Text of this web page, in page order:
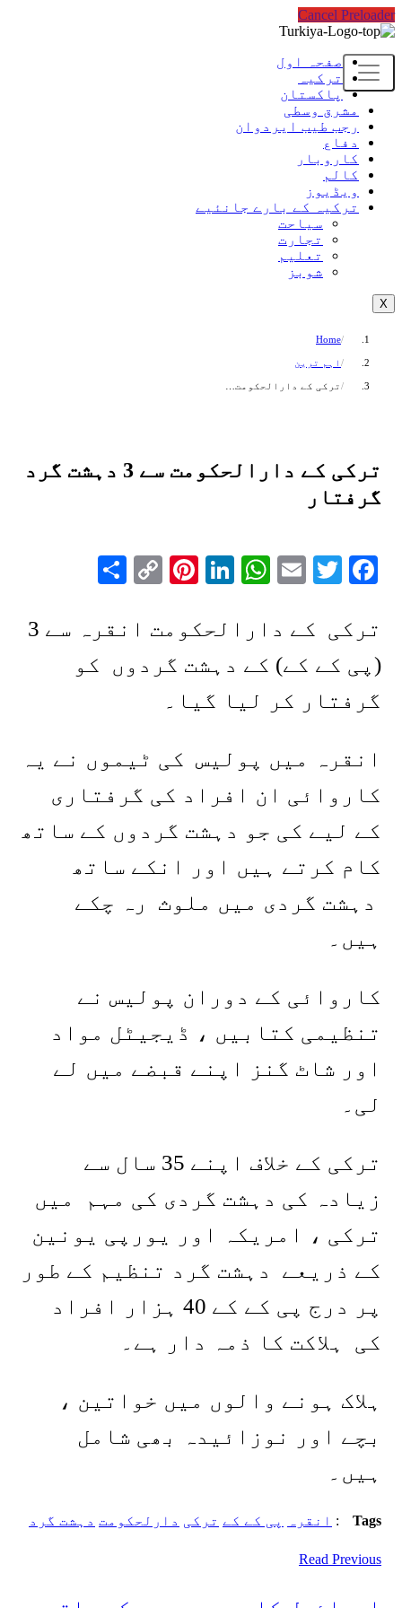
Cancel Preloader
صفحہ اول
ترکیہ
پاکستان
مشرق وسطی
رجب طیب ایردوان
دفاع
کاروبار
کالم
ویڈیوز
ترکیہ کے بارے جانئیے
سیاحت
تجارت
تعلیم
شوبز
X
Home
اہم ترین
ترکی کے دارالحکومت…
ترکی کے دارالحکومت سے 3 دہشت گرد
گرفتار
Facebook
Twitter
Email
WhatsApp
LinkedIn
Pinterest
Copy
Share
ترکی کے دارالحکومت انقرہ سے 3
(پی کے کے) کے دہشت گردوں کو
گرفتار کر لیا گیا۔
انقرہ میں پولیس کی ٹیموں نے یہ
کاروائی ان افراد کی گرفتاری
کے لیے کی جو دہشت گردوں کے ساتھ
کام کرتے ہیں اور انکے ساتھ
دہشت گردی میں ملوث رہ چکے
ہیں۔
کاروائی کے دوران پولیس نے
تنظیمی کتابیں ، ڈیجیٹل مواد
اور شاٹ گنز اپنے قبضے میں لے
لی۔
ترکی کے خلاف اپنے 35 سال سے
زیادہ کی دہشت گردی کی مہم میں
ترکی ، امریکہ اور یورپی یونین
کے ذریعے دہشت گرد تنظیم کے طور
پر درج پی کے کے 40 ہزار افراد
کی ہلاکت کا ذمہ دار ہے۔
ہلاک ہونے والوں میں خواتین ،
بچے اور نوزائیدہ بھی شامل
ہیں۔
Tags انقرہ پی کے کے ترکی دارلحکومت دہشت گرد
Read Previous